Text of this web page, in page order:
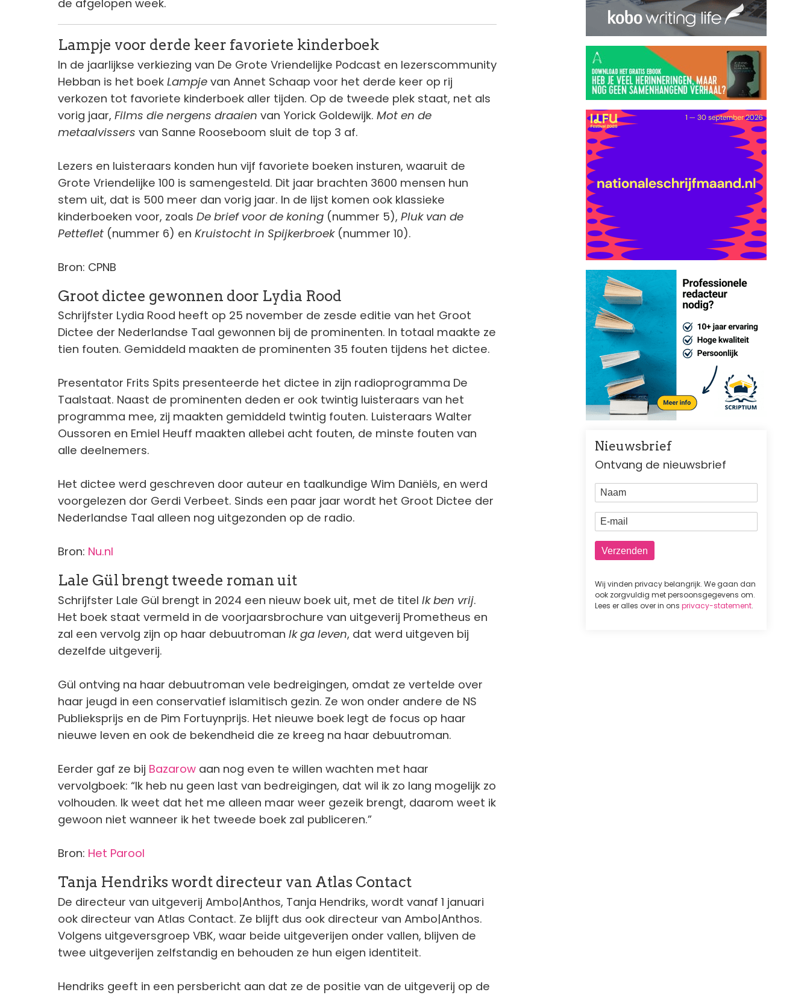
de afgelopen week.
Lampje voor derde keer favoriete kinderboek
In de jaarlijkse verkiezing van De Grote Vriendelijke Podcast en lezerscommunity
Hebban is het boek Lampje van Annet Schaap voor het derde keer op rij
verkozen tot favoriete kinderboek aller tijden. Op de tweede plek staat, net als
vorig jaar, Films die nergens draaien van Yorick Goldewijk. Mot en de
metaalvissers van Sanne Rooseboom sluit de top 3 af.
Lezers en luisteraars konden hun vijf favoriete boeken insturen, waaruit de
Grote Vriendelijke 100 is samengesteld. Dit jaar brachten 3600 mensen hun
stem uit, dat is 500 meer dan vorig jaar. In de lijst komen ook klassieke
kinderboeken voor, zoals De brief voor de koning (nummer 5), Pluk van de
Petteflet (nummer 6) en Kruistocht in Spijkerbroek(nummer 10).
Bron: CPNB
Groot dictee gewonnen door Lydia Rood
Schrijfster Lydia Rood heeft op 25 november de zesde editie van het Groot
Dictee der Nederlandse Taal gewonnen bij de prominenten. In totaal maakte ze
tien fouten. Gemiddeld maakten de prominenten 35 fouten tijdens het dictee.
Presentator Frits Spits presenteerde het dictee in zijn radioprogramma De
Taalstaat. Naast de prominenten deden er ook twintig luisteraars van het
programma mee, zij maakten gemiddeld twintig fouten. Luisteraars Walter
Oussoren en Emiel Heuff maakten allebei acht fouten, de minste fouten van
alle deelnemers.
Het dictee werd geschreven door auteur en taalkundige Wim Daniëls, en werd
voorgelezen dor Gerdi Verbeet. Sinds een paar jaar wordt het Groot Dictee der
Nederlandse Taal alleen nog uitgezonden op de radio.
Bron: Nu.nl
Lale Gül brengt tweede roman uit
Schrijfster Lale Gül brengt in 2024 een nieuw boek uit, met de titel Ik ben vrij.
Het boek staat vermeld in de voorjaarsbrochure van uitgeverij Prometheus en
zal een vervolg zijn op haar debuutroman Ik ga leven, dat werd uitgeven bij
dezelfde uitgeverij.
Gül ontving na haar debuutroman vele bedreigingen, omdat ze vertelde over
haar jeugd in een conservatief islamitisch gezin. Ze won onder andere de NS
Publieksprijs en de Pim Fortuynprijs. Het nieuwe boek legt de focus op haar
nieuwe leven en ook de bekendheid die ze kreeg na haar debuutroman.
Eerder gaf ze bij Bazarow aan nog even te willen wachten met haar
vervolgboek: “Ik heb nu geen last van bedreigingen, dat wil ik zo lang mogelijk zo
volhouden. Ik weet dat het me alleen maar weer gezeik brengt, daarom weet ik
gewoon niet wanneer ik het tweede boek zal publiceren.”
Bron: Het Parool
Tanja Hendriks wordt directeur van Atlas Contact
De directeur van uitgeverij Ambo|Anthos, Tanja Hendriks, wordt vanaf 1 januari
ook directeur van Atlas Contact. Ze blijft dus ook directeur van Ambo|Anthos.
Volgens uitgeversgroep VBK, waar beide uitgeverijen onder vallen, blijven de
twee uitgeverijen zelfstandig en behouden ze hun eigen identiteit.
Hendriks geeft in een persbericht aan dat ze de positie van de uitgeverij op de
Nieuwsbrief
Ontvang de nieuwsbrief
Naam
E-mail
Wij vinden privacy belangrijk. We gaan dan
ook zorgvuldig met persoonsgegevens om.
Lees er alles over in ons privacy-statement.